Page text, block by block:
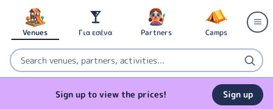
Venues Για εσένα Partners Camps
Sign up to view the prices! Sign up